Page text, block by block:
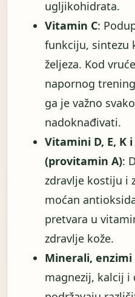
ugljikohidrata.
Vitamin C:
funkciju, sintezu
željeza. Kod
napornog
ga je važno
nadoknađivati.
Vitamini D, E, K
(provitamin A):
zdravlje kostiju i
moćan
pretvara u
zdravlje kože.
Minerali,
magnezij, kalcij